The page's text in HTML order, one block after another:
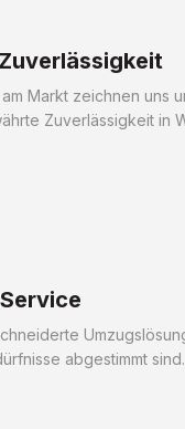
Markt zeichnen uns
Zuverlässigkeit in
abgestimmt sind.